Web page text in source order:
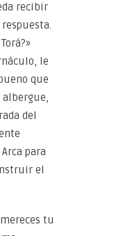
recibir
le
que
albergue,
del
para
el
tu